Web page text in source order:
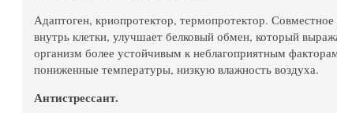
Адаптоген, криопротектор, термопротектор.
внутрь клетки, улучшает белковый обмен, который
организм более устойчивым к неблагоприятным
пониженные температуры, низкую влажность воздуха.
Антистрессант.